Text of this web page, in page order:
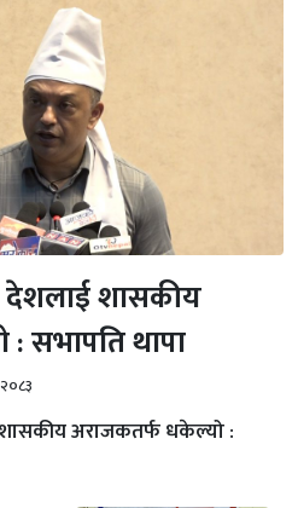
शासकीय
सभापति थापा
अराजकतर्फ धकेल्यो :